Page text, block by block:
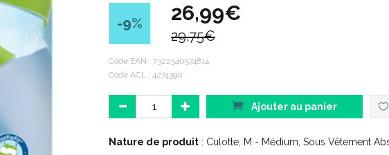
Existe également en :
Taille S (Small) : tour de hanches 65 à 85 cm
Taille L (Large) : tour de hanches 100 à 135 cm.
-9% 26,99€
29,75€
Code EAN : 7322540574814
Code ACL : 4274390
Ajouter au panier
Nature de produit : Culotte, M - Médium, Sous Vêtement